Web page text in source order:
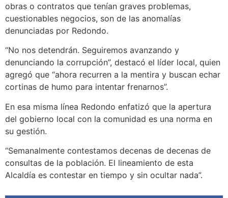
obras o contratos que tenían graves problemas,
cuestionables negocios, son de las anomalías
denunciadas por Redondo.
“No nos detendrán. Seguiremos avanzando y
denunciando la corrupción”, destacó el líder local, quien
agregó que “ahora recurren a la mentira y buscan echar
cortinas de humo para intentar frenarnos”.
En esa misma línea Redondo enfatizó que la apertura
del gobierno local con la comunidad es una norma en
su gestión.
“Semanalmente contestamos decenas de decenas de
consultas de la población. El lineamiento de esta
Alcaldía es contestar en tiempo y sin ocultar nada”.